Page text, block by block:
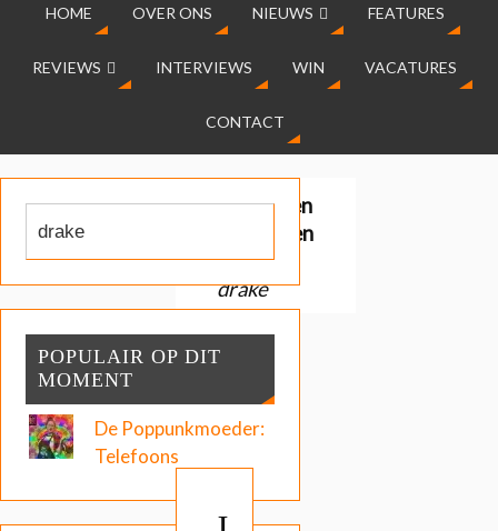
HOME OVER ONS NIEUWS FEATURES
REVIEWS INTERVIEWS WIN VACATURES
CONTACT
Gevonden
resultaten
voor:
drake
POPULAIR OP DIT
MOMENT
De Poppunkmoeder:
Telefoons